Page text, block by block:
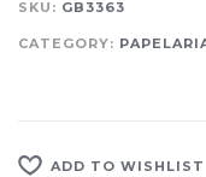
SKU: GB3363
CATEGORY:
ADD TO WISHLIST